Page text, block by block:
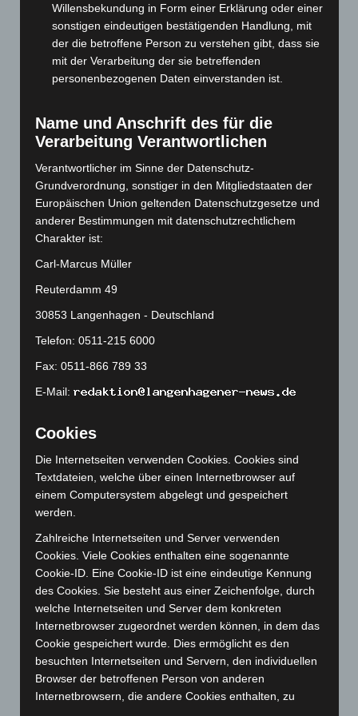
Juli 2024(89)
Juni 2024(107)
Mai 2024(149)
April 2024(102)
Februar 2024(103)
Dezember 2023
November 2023(130)
Oktober 2023(114)
Juli 2023(118)
Juni 2023(142)
Mai 2023 (139)
April 2023(155)
März 2023(174)
Januar 2023(140)
Dezember 2022(130)
November 2022(167)
Oktober 2022
September 2022(205)
August 2022(166)
Juli 2022(133)
Juni 2022(167)
Mai 2022(177)
April 2022(198)
März 2022(221)
Februar 2022(189)
Willensbekundung in Form einer Erklärung oder einer
sonstigen eindeutigen bestätigenden Handlung, mit
der die betroffene Person zu verstehen gibt, dass sie
mit der Verarbeitung der sie betreffenden
personenbezogenen Daten einverstanden ist.
Name und Anschrift des für die
Verarbeitung Verantwortlichen
Verantwortlicher im Sinne der Datenschutz-
Grundverordnung, sonstiger in den Mitgliedstaaten der
Europäischen Union geltenden Datenschutzgesetze und
anderer Bestimmungen mit datenschutzrechtlichem
Charakter ist:
Carl-Marcus Müller
Reuterdamm 49
30853 Langenhagen - Deutschland
Telefon: 0511-215 6000
Fax: 0511-866 789 33
E-Mail:
Cookies
Die Internetseiten verwenden Cookies. Cookies sind
Textdateien, welche über einen Internetbrowser auf
einem Computersystem abgelegt und gespeichert
werden.
Zahlreiche Internetseiten und Server verwenden
Cookies. Viele Cookies enthalten eine sogenannte
Cookie-ID. Eine Cookie-ID ist eine eindeutige Kennung
des Cookies. Sie besteht aus einer Zeichenfolge, durch
welche Internetseiten und Server dem konkreten
Internetbrowser zugeordnet werden können, in dem das
Cookie gespeichert wurde. Dies ermöglicht es den
besuchten Internetseiten und Servern, den individuellen
Browser der betroffenen Person von anderen
Internetbrowsern, die andere Cookies enthalten, zu